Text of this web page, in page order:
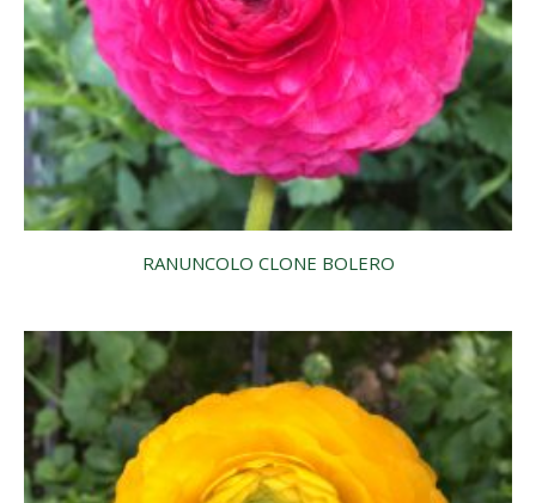
RANUNCOLO CLONE BOLERO